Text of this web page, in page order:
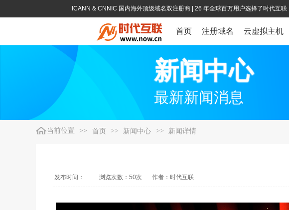
ICANN & CNNIC 国内海外顶级域名双注册商 | 26 年全球百万用户选择了时代互联
首页 注册域名 云虚拟主机
新闻中心
最新新闻消息
当前位置 >> 首页 >> 新闻中心 >> 新闻详情
发布时间： 浏览次数： 50次 作者：时代互联